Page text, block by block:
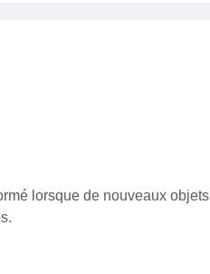
lorsque de nouveaux objets